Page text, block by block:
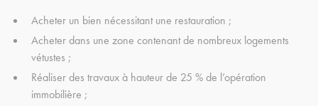
Acheter un bien nécessitant une restauration ;
Acheter dans une zone contenant de nombreux logements
vétustes ;
Réaliser des travaux à hauteur de 25 % de l’opération
immobilière ;